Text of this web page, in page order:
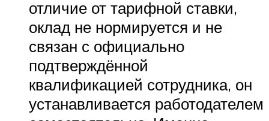
отличие от тарифной ставки,
оклад не нормируется и не
связан с официально
подтверждённой
квалификацией сотрудника, он
устанавливается работодателем